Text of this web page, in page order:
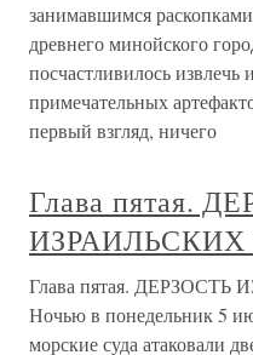
занимавшимся
древнего минойского
посчастливилось
примечательных
первый взгляд, ничего
Глава пятая.
Глава пятая.
Ночью в понедельник 5
морские суда атаковали